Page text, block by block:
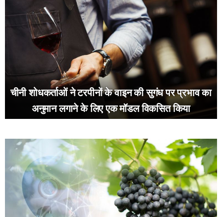
चीनी शोधकर्ताओं ने टरपीनों के वाइन की सुगंध पर प्रभाव का
अनुमान लगाने के लिए एक मॉडल विकसित किया